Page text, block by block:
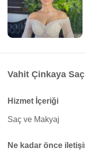
Vahit Çinkaya
Hizmet İçeriği
Saç ve Makyaj
Ne kadar önce